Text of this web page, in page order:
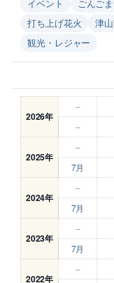
イベント ごんご
打ち上げ花火
津
観光・レジャー
2026年
–
–
2025年
–
7月
2024年
–
7月
2023年
–
7月
2022年
–